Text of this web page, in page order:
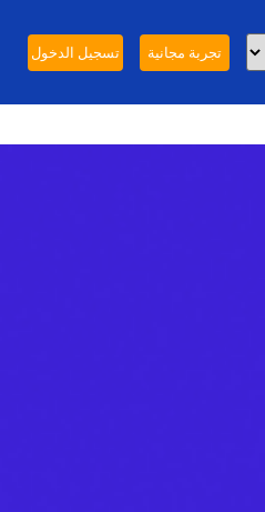
تجربة مجانية تسجيل الدخول